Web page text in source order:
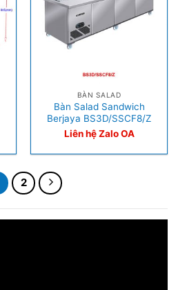
BÀN SALAD
Bàn Salad Sandwich
Berjaya BS3D/SSCF8/Z
Liên hệ Zalo OA
2